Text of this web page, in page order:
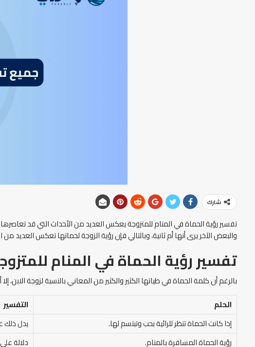
شارك
تفسير رؤية الحماة في المنام للمتزوجة يعكس العديد من الأحداث التي قد
والبعض الآخر يرى أنها أم ثانية، وبالتالي فإن رؤية الزوجة لحماتها تعكس العديد
تفسير رؤية الحماة في المنام
بالرغم أن كلمة الحماة في طياتها الكثير والكثير من المعاني بالنسبة لزوجة
الحلم
التفسير
إذا كانت الحماة تنظر للرائية بحب وتبتسم لها.
يدل ذلك
رؤية الحماة المسافرة بالمنام.
دلالة